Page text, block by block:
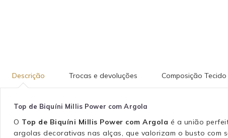
Descrição Trocas e devoluções Composição Tecido
Top de Biquíni Millis Power com Argola
O Top de Biquíni Millis Power com Argola é a união
argolas decorativas nas alças, que valorizam o busto com